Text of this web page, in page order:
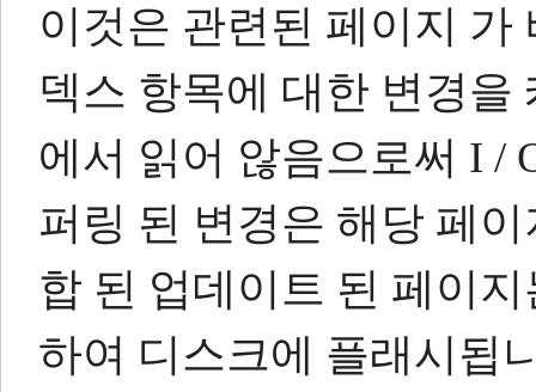
이것은 관련된 페이지 가
덱스 항목에 대한 변경을
에서 읽어 않음으로써 I /
퍼링 된 변경은 해당 페
합 된 업데이트 된 페이
하여 디스크에 플래시됩